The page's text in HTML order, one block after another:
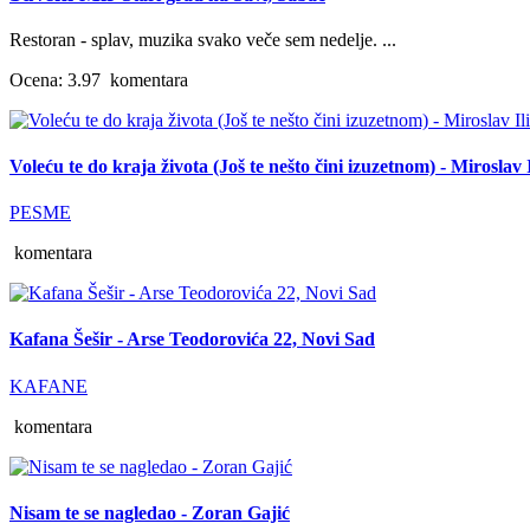
Restoran - splav, muzika svako veče sem nedelje. ...
Ocena: 3.97 komentara
Voleću te do kraja života (Još te nešto čini izuzetnom) - Miroslav
PESME
komentara
Kafana Šešir - Arse Teodorovića 22, Novi Sad
KAFANE
komentara
Nisam te se nagledao - Zoran Gajić